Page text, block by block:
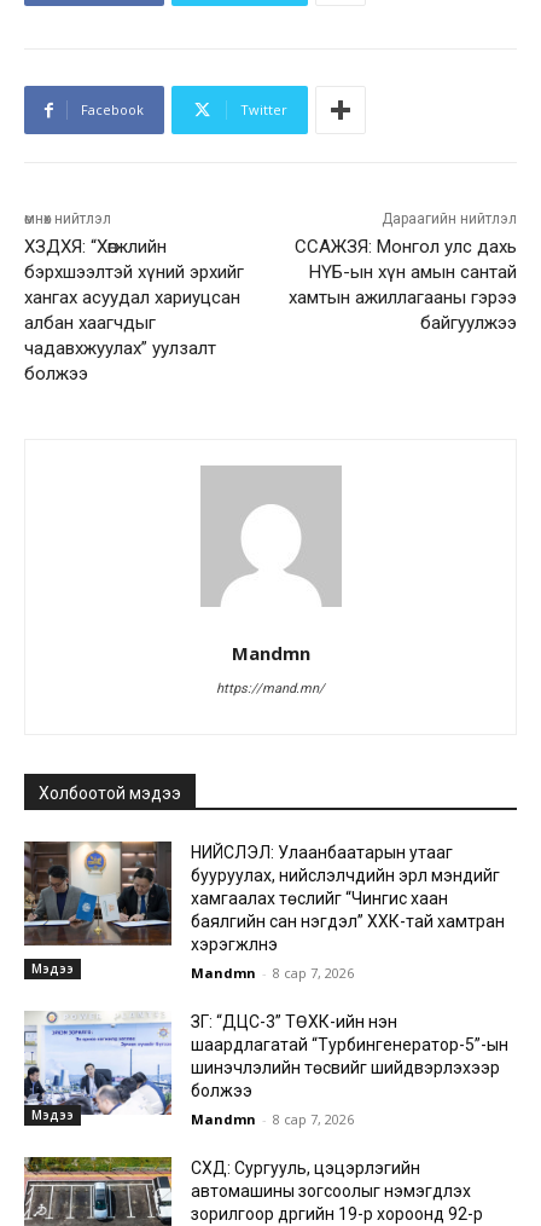
Facebook Twitter
өмнөх нийтлэл
ХЗДХЯ: “Хөгжлийн
бэрхшээлтэй хүний эрхийг
хангах асуудал хариуцсан
албан хаагчдыг
чадавхжуулах” уулзалт
болжээ
Дараагийн нийтлэл
ССАЖЗЯ: Монгол улс дахь
НҮБ-ын хүн амын сантай
хамтын ажиллагааны гэрээ
байгуулжээ
Mandmn
https://mand.mn/
Холбоотой мэдээ
Мэдээ
НИЙСЛЭЛ: Улаанбаатарын утааг
бууруулах, нийслэлчүүдийн эрүүл мэндийг
хамгаалах төслийг “Чингис хаан
баялгийн сан нэгдэл” ХХК-тай хамтран
хэрэгжүүлнэ
Mandmn - 8 сар 7, 2026
Мэдээ
ЗГ: “ДЦС-3” ТӨХК-ийн нэн
шаардлагатай “Турбингенератор-5”-ын
шинэчлэлийн төсвийг шийдвэрлэхээр
болжээ
Mandmn - 8 сар 7, 2026
СХД: Сургууль, цэцэрлэгийн
автомашины зогсоолыг нэмэгдүүлэх
зорилгоор дүүргийн 19-р хороонд 92-р